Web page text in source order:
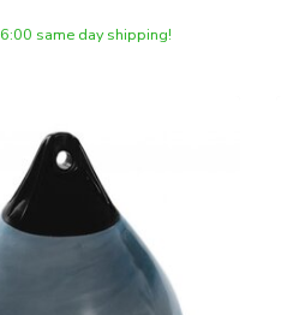
same day shipping!